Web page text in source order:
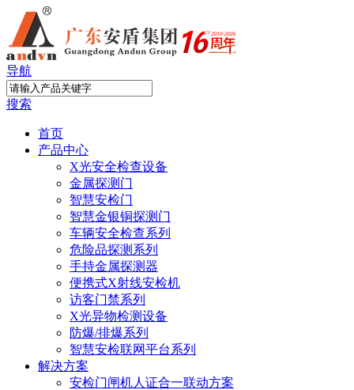
导航
搜索
首页
产品中心
X光安全检查设备
金属探测门
智慧安检门
智慧金银铜探测门
车辆安全检查系列
危险品探测系列
手持金属探测器
便携式X射线安检机
访客门禁系列
X光异物检测设备
防爆/排爆系列
智慧安检联网平台系列
解决方案
安检门闸机人证合一联动方案